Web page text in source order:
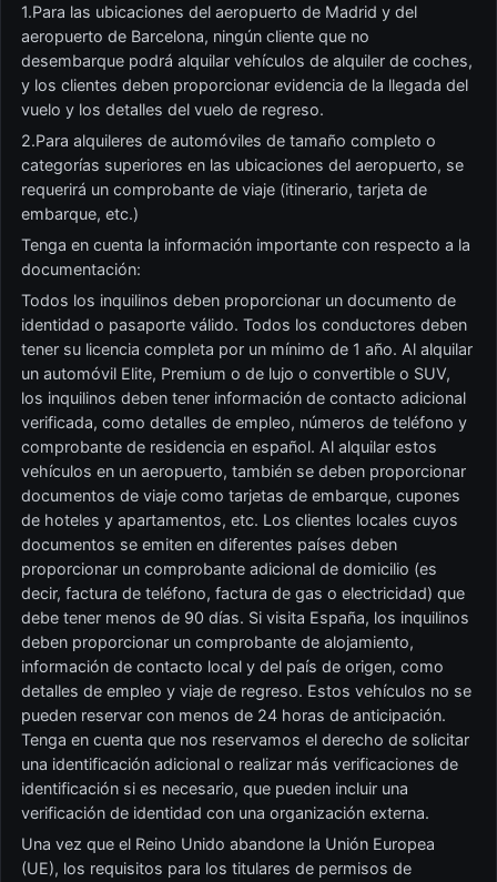
1.Para las ubicaciones del aeropuerto de Madrid y del
aeropuerto de Barcelona, ningún cliente que no
desembarque podrá alquilar vehículos de alquiler de coches,
y los clientes deben proporcionar evidencia de la llegada del
vuelo y los detalles del vuelo de regreso.
2.Para alquileres de automóviles de tamaño completo o
categorías superiores en las ubicaciones del aeropuerto, se
requerirá un comprobante de viaje (itinerario, tarjeta de
embarque, etc.)
Tenga en cuenta la información importante con respecto a la
documentación:
Todos los inquilinos deben proporcionar un documento de
identidad o pasaporte válido. Todos los conductores deben
tener su licencia completa por un mínimo de 1 año. Al alquilar
un automóvil Elite, Premium o de lujo o convertible o SUV,
los inquilinos deben tener información de contacto adicional
verificada, como detalles de empleo, números de teléfono y
comprobante de residencia en español. Al alquilar estos
vehículos en un aeropuerto, también se deben proporcionar
documentos de viaje como tarjetas de embarque, cupones
de hoteles y apartamentos, etc. Los clientes locales cuyos
documentos se emiten en diferentes países deben
proporcionar un comprobante adicional de domicilio (es
decir, factura de teléfono, factura de gas o electricidad) que
debe tener menos de 90 días. Si visita España, los inquilinos
deben proporcionar un comprobante de alojamiento,
información de contacto local y del país de origen, como
detalles de empleo y viaje de regreso. Estos vehículos no se
pueden reservar con menos de 24 horas de anticipación.
Tenga en cuenta que nos reservamos el derecho de solicitar
una identificación adicional o realizar más verificaciones de
identificación si es necesario, que pueden incluir una
verificación de identidad con una organización externa.
Una vez que el Reino Unido abandone la Unión Europea
(UE), los requisitos para los titulares de permisos de